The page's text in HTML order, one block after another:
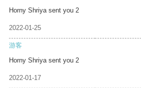
Horny Shriya sent you 2
2022-01-25
游客
Horny Shriya sent you 2
2022-01-17